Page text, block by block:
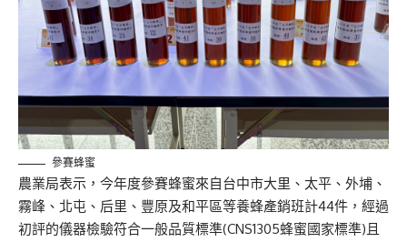
參賽蜂蜜
農業局表示，今年度參賽蜂蜜來自台中市大里、太平、外埔、
霧峰、北屯、后里、豐原及和平區等養蜂產銷班計44件，經過
初評的儀器檢驗符合一般品質標準(CNS1305蜂蜜國家標準)且